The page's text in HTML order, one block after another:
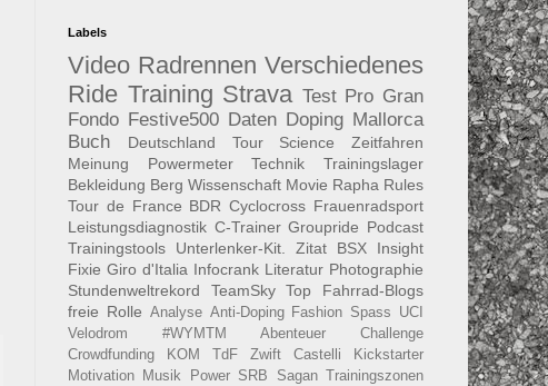
Labels
Video Radrennen Verschiedenes
Ride Training Strava Test Pro Gran
Fondo Festive500 Daten Doping Mallorca
Buch
Deutschland Tour Science
Zeitfahren
Meinung
Powermeter Technik
Trainingslager
Bekleidung Berg Wissenschaft Movie Rapha Rules
Tour de France BDR Cyclocross Frauenradsport
Leistungsdiagnostik C-Trainer Groupride Podcast
Trainingstools
Unterlenker-Kit. Zitat
BSX Insight
Fixie Giro d'Italia Infocrank Literatur Photographie
Stundenweltrekord
TeamSky
Top Fahrrad-Blogs
freie Rolle Analyse Anti-Doping Fashion Spass
UCI
Velodrom
#WYMTM Abenteuer
Challenge
Crowdfunding
KOM TdF Zwift Castelli
Kickstarter
Motivation
Musik Power SRB Sagan
Trainingszonen